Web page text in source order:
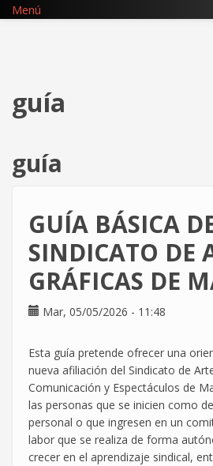
Pasar
Menú
guía
guía
GUÍA BÁSICA
SINDICATO DE
GRÁFICAS DE
Mar, 05/05/2026 - 11:48
Esta guía pretende ofrecer una
nueva afiliación del Sindicato de
Comunicación y Espectáculos de
las personas que se inicien como
personal o que ingresen en un
labor que se realiza de forma
crecer en el aprendizaje sindical,